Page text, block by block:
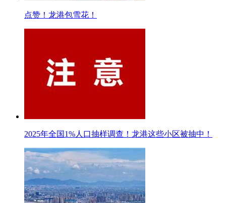
点赞！龙港包雪花！
2025年全国1%人口抽样调查！龙港这些小区被抽中！